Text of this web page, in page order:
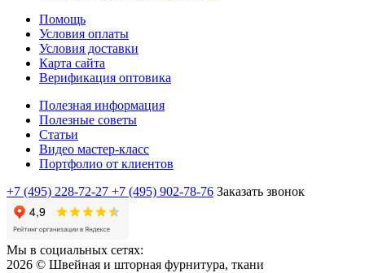
Помощь
Условия оплаты
Условия доставки
Карта сайта
Верификация оптовика
Полезная информация
Полезные советы
Статьи
Видео мастер-класс
Портфолио от клиентов
+7 (495) 228-72-27 +7 (495) 902-78-76 Заказать звонок
Мы в социальных сетях:
2026 © Швейная и шторная фурнитура, ткани